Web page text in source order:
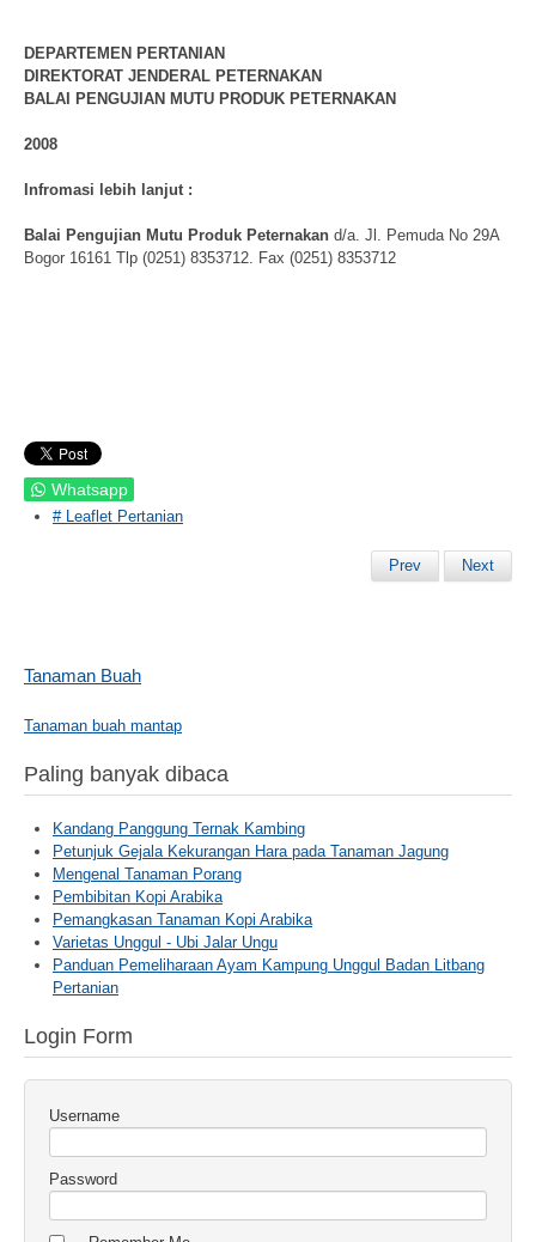
DEPARTEMEN PERTANIAN
DIREKTORAT JENDERAL PETERNAKAN
BALAI PENGUJIAN MUTU PRODUK PETERNAKAN
2008
Infromasi lebih lanjut :
Balai Pengujian Mutu Produk Peternakan d/a. Jl. Pemuda No 29A
Bogor 16161 Tlp (0251) 8353712. Fax (0251) 8353712
Whatsapp
# Leaflet Pertanian
Prev Next
Tanaman Buah
Tanaman buah mantap
Paling banyak dibaca
Kandang Panggung Ternak Kambing
Petunjuk Gejala Kekurangan Hara pada Tanaman Jagung
Mengenal Tanaman Porang
Pembibitan Kopi Arabika
Pemangkasan Tanaman Kopi Arabika
Varietas Unggul - Ubi Jalar Ungu
Panduan Pemeliharaan Ayam Kampung Unggul Badan Litbang
Pertanian
Login Form
Username
Password